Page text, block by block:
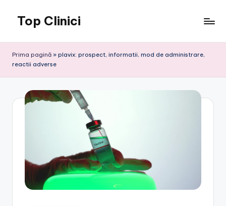
content
Top Clinici
Prima pagină » plavix: prospect, informatii, mod de administrare,
reactii adverse